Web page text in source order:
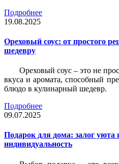
Подробнее
19.08.2025
Ореховый соус: от простого
шедевру
Ореховый соус – это не
вкуса и аромата, способный
блюдо в кулинарный шедевр.
Подробнее
09.07.2025
Подарок для дома: залог
индивидуальность